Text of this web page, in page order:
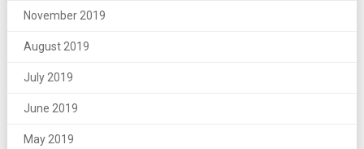
November 2019
August 2019
July 2019
June 2019
May 2019